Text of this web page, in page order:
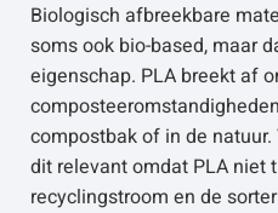
Biologisch afbreekbare
soms ook bio-based, maar
eigenschap. PLA breekt af
compostbak of in de
dit relevant omdat PLA niet
recyclingstroom en de